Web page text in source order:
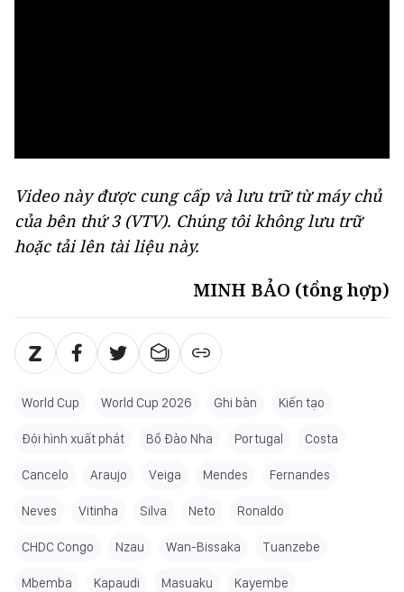
Video này được cung cấp và lưu trữ từ máy chủ
của bên thứ 3 (VTV). Chúng tôi không lưu trữ
hoặc tải lên tài liệu này.
MINH BẢO (tổng hợp)
World Cup World Cup 2026 Ghi bàn Kiến tạo
Đội hình xuất phát Bồ Đào Nha Portugal Costa
Cancelo Araujo Veiga Mendes Fernandes
Neves Vitinha Silva Neto Ronaldo
CHDC Congo Nzau Wan-Bissaka Tuanzebe
Mbemba Kapaudi Masuaku Kayembe